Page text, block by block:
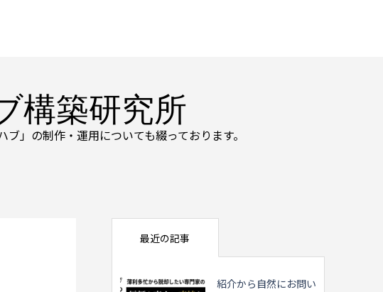
構築研究所
」の制作・運用についても綴っております。
最近の記事
紹介から自然にお問い